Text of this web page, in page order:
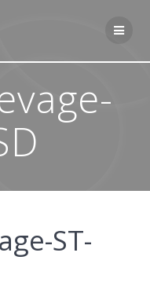
ST-